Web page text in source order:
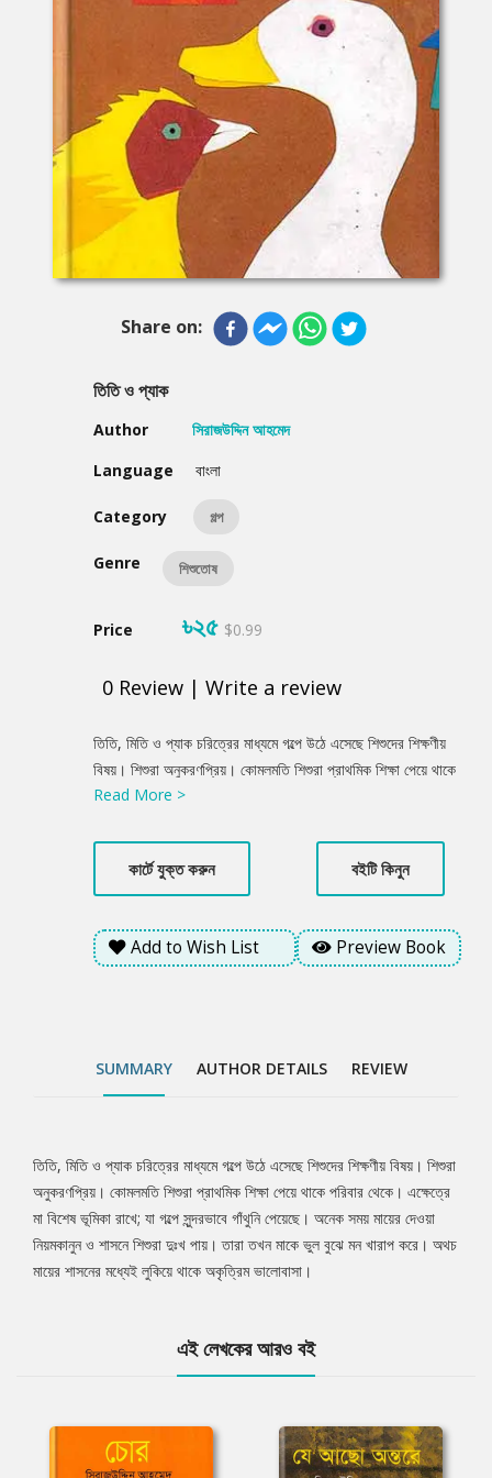
Share on:
তিতি ও প্যাক
Author
সিরাজউদ্দিন আহমেদ
Language
বাংলা
Category গল্প
Genre শিশুতোষ
Price ৳২৫ $0.99
0 Review | Write a review
Product
Summery
তিতি, মিতি ও প্যাক চরিত্রের মাধ্যমে গল্পে উঠে এসেছে শিশুদের শিক্ষণীয়
বিষয়। শিশুরা অনুকরণপ্রিয়। কোমলমতি শিশুরা প্রাথমিক শিক্ষা পেয়ে থাকে
পরিবার থেকে। এক্ষেত্রে মা বিশেষ ভূমিকা রাখে; যা গল্পে সুন্দরভাবে গাঁথুনি
তারা তখন মাকে ভুল বুঝে মন খারাপ করে। অথচ মায়ের শাসনের মধ্যেই লুকিয়ে
থাকে অকৃত্রিম ভালোবাসা।
Read More >
কার্টে যুক্ত করুন বইটি কিনুন
Add to Wish List Preview Book
SUMMARY AUTHOR DETAILS REVIEW
Tab
Article
তিতি, মিতি ও প্যাক চরিত্রের মাধ্যমে গল্পে উঠে এসেছে শিশুদের শিক্ষণীয় বিষয়। শিশুরা
অনুকরণপ্রিয়। কোমলমতি শিশুরা প্রাথমিক শিক্ষা পেয়ে থাকে পরিবার থেকে। এক্ষেত্রে
মা বিশেষ ভূমিকা রাখে; যা গল্পে সুন্দরভাবে গাঁথুনি পেয়েছে। অনেক সময় মায়ের দেওয়া
নিয়মকানুন ও শাসনে শিশুরা দুঃখ পায়। তারা তখন মাকে ভুল বুঝে মন খারাপ করে। অথচ
মায়ের শাসনের মধ্যেই লুকিয়ে থাকে অকৃত্রিম ভালোবাসা।
এই লেখকের আরও বই